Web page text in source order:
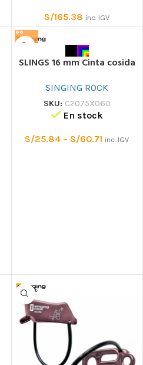
S/165.38 inc. IGV
SLINGS 16 mm Cinta cosida
SINGING ROCK
SKU: C2075X060
En stock
S/25.84 – S/60.71 inc. IGV